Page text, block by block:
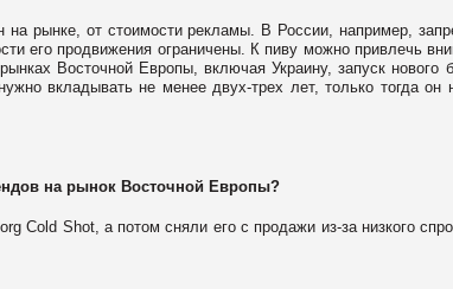
рынке, от стоимости рекламы. В России, например,
его продвижения ограничены. К пиву можно привлечь
Восточной Европы, включая Украину, запуск нового
вкладывать не менее двух-трех лет, только тогда он
на рынок Восточной Европы?
Cold Shot, а потом сняли его с продажи из-за низкого